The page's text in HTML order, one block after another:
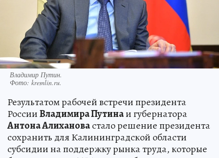
Владимир Путин.
Фото: kremlin.ru.
Результатом рабочей встречи президента
РоссииВладимира Путинаи губернатора
Антона Алихановастало решение президента
сохранить для Калининградской области
субсидии на поддержку рынка труда, которые